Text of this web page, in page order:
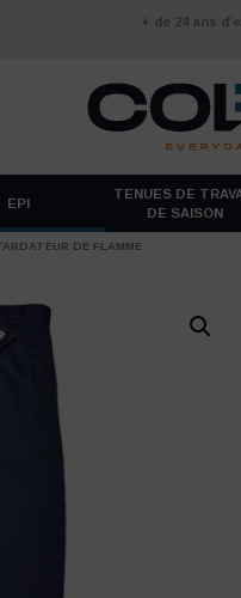
+ de 24 ans
EPI
TENUES DE
DE SAISON
DE FLAMME